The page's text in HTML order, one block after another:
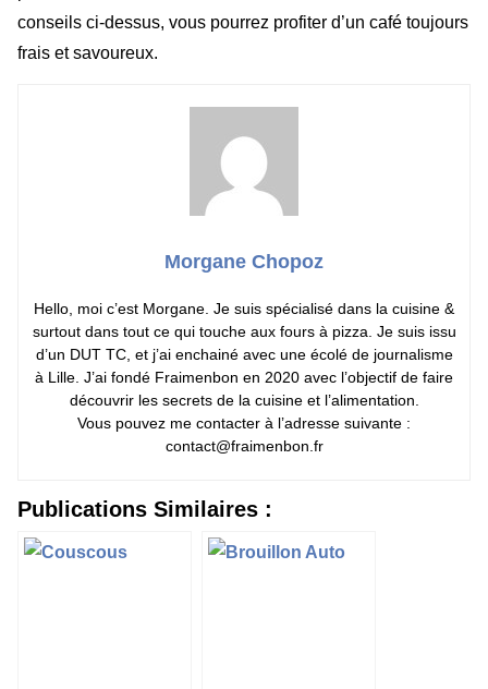
conseils ci-dessus, vous pourrez profiter d’un café toujours
frais et savoureux.
Morgane Chopoz
Hello, moi c’est Morgane. Je suis spécialisé dans la cuisine &
surtout dans tout ce qui touche aux fours à pizza. Je suis issu
d’un DUT TC, et j’ai enchainé avec une écolé de journalisme
à Lille. J’ai fondé Fraimenbon en 2020 avec l’objectif de faire
découvrir les secrets de la cuisine et l’alimentation.
Vous pouvez me contacter à l’adresse suivante :
contact@fraimenbon.fr
Publications Similaires :